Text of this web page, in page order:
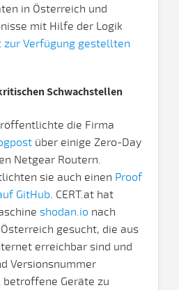
in Österreich und
mit Hilfe der Logik
zur Verfügung gestellten
Schwachstellen
die Firma
über einige Zero-Day
Netgear Routern.
sie auch einen Proof
GitHub. CERT.at hat
shodan.io nach
gesucht, die aus
erreichbar sind und
Versionsnummer
Geräte zu